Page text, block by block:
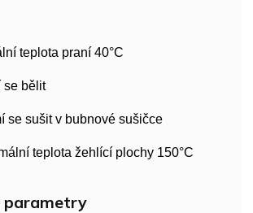
teplota praní 40°C
se bělit
se sušit v bubnové sušičce
teplota žehlící plochy 150°C
parametry